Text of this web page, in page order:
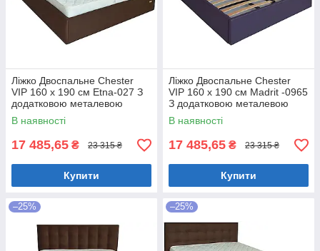
Ліжко Двоспальне Chester
VIP 160 х 190 см Etna-027 З
додатковою металевою
цільнозварною рамою
Коричневий
В наявності
17 485,65 ₴ 23 315 ₴
Купити
Ліжко Двоспальне Chester
VIP 160 х 190 см Madrit -0965
З додатковою металевою
цільнозварною рамою
Фіолетовий
В наявності
17 485,65 ₴ 23 315 ₴
Купити
–25% –25%